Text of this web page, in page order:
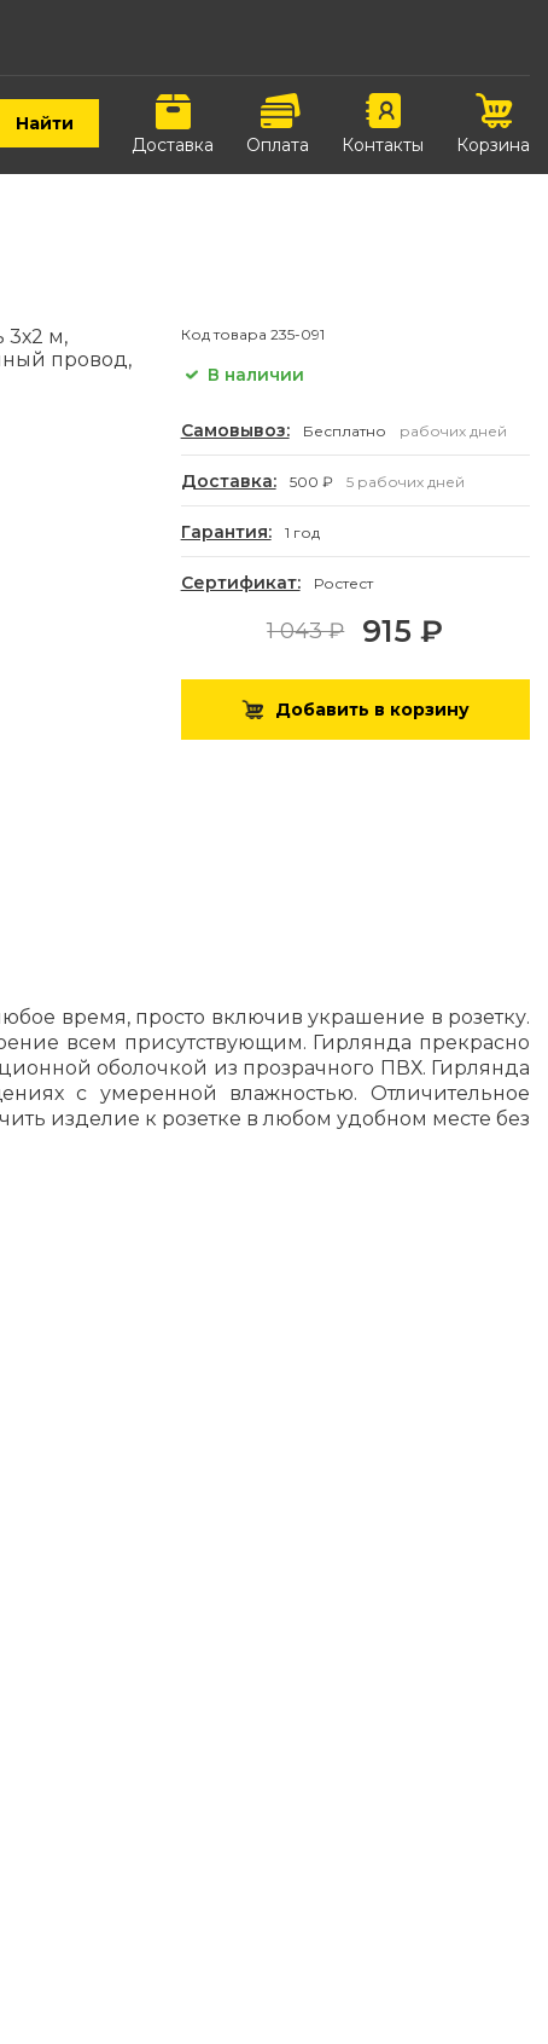
Найти
Доставка
Оплата Контакты Корзина
м,
провод,
Код товара 235-091
В наличии
Самовывоз: Бесплатно рабочих дней
Доставка: 500 ₽ 5 рабочих дней
Гарантия: 1 год
Сертификат: Ростест
1 043 ₽ 915 ₽
Добавить в корзину
время, просто включив украшение в розетку.
всем присутствующим. Гирлянда прекрасно
оболочкой из прозрачного ПВХ. Гирлянда
с умеренной влажностью. Отличительное
изделие к розетке в любом удобном месте без